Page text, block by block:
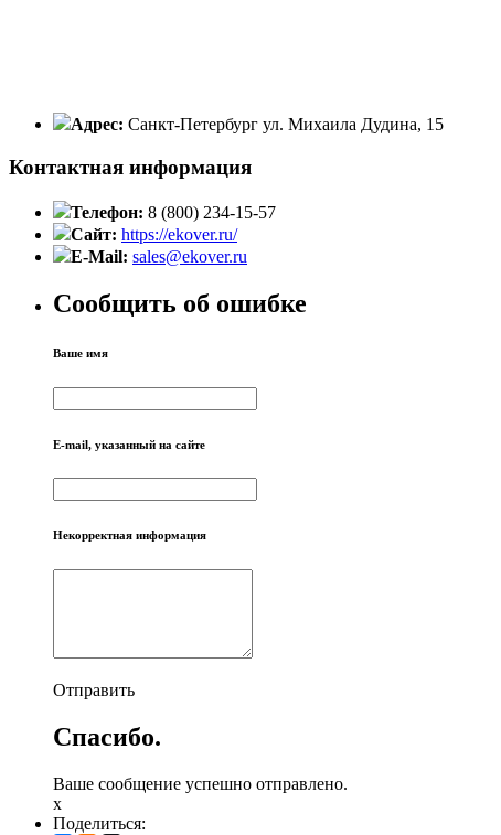
Адрес: Санкт-Петербург ул. Михаила Дудина, 15
Контактная информация
Телефон: 8 (800) 234-15-57
Сайт: https://ekover.ru/
E-Mail: sales@ekover.ru
Сообщить об ошибке
Ваше имя
E-mail, указанный на сайте
Некорректная информация
Отправить
Спасибо.
Ваше сообщение успешно отправлено.
x
Поделиться: